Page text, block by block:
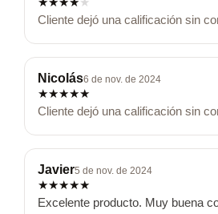
Cliente dejó una calificación sin
Nicolás6 de nov. de 2024
★★★★★
Cliente dejó una calificación sin
Javier5 de nov. de 2024
★★★★★
Excelente producto. Muy buena